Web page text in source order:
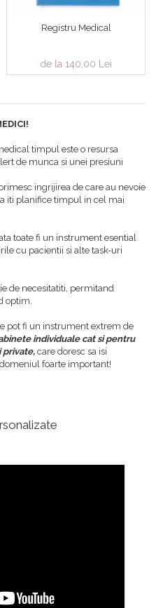
Registru Medical
de la 140,00 Lei
timpul este o resursa
de munca si unei presiuni
ingrijirea de care au nevoie
iti planifice timpul in cel mai
toate fi un instrument esential
cu pacientii si alte task-uri
de necesitatiti, permitand
optim.
pot fi un instrument extrem de
individuale cat si pentru
private, care doresc sa isi
foarte important!